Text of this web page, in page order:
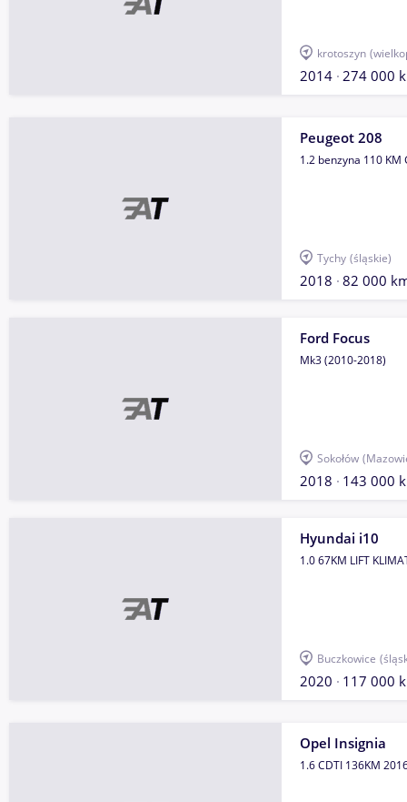
krotoszyn
2014 274 000
Peugeot 208
1.2 benzyna 110 KM
Tychy (śląskie)
2018 82 000
Ford Focus
Mk3 (2010-2018)
Sokołów
2018 143 000
Hyundai i10
1.0 67KM LIFT
Buczkowice
2020 117 000
Opel Insignia
1.6 CDTI 136KM